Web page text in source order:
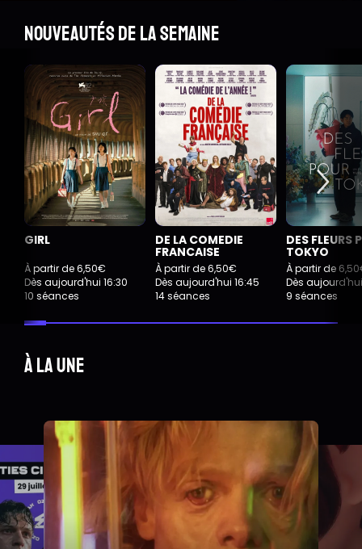
Nouveautés de la semaine
GIRL
À partir de 6,50€
Dès aujourd'hui 16:30
10 séances
DE LA COMEDIE
FRANCAISE
À partir de 6,50€
Dès aujourd'hui 16:45
14 séances
DES FLEURS
TOKYO
À partir de
Dès
9 séances
À la une